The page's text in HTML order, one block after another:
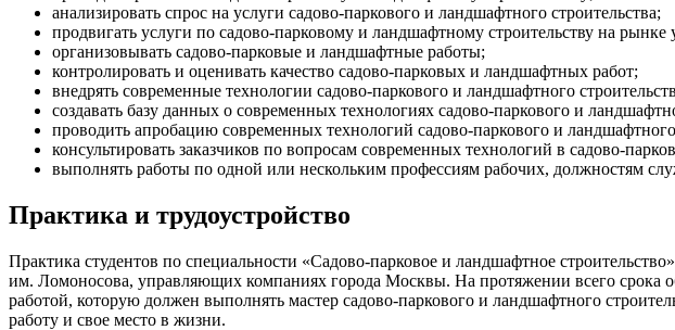
анализировать спрос на услуги садово-паркового и ландшафтного строительства;
продвигать услуги по садово-парковому и ландшафтному строительству на рынке
организовывать садово-парковые и ландшафтные работы;
контролировать и оценивать качество садово-парковых и ландшафтных работ;
внедрять современные технологии садово-паркового и ландшафтного
создавать базу данных о современных технологиях садово-паркового и
проводить апробацию современных технологий садово-паркового и ландшафтного
консультировать заказчиков по вопросам современных технологий в садово-
выполнять работы по одной или нескольким профессиям рабочих, должностям
Практика и трудоустройство
Практика студентов по специальности «Садово-парковое и ландшафтное
им. Ломоносова, управляющих компаниях города Москвы. На протяжении всего срока
работой, которую должен выполнять мастер садово-паркового и ландшафтного
работу и свое место в жизни.